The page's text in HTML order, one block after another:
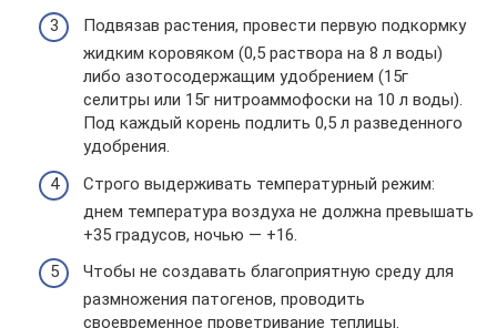
Подвязав растения, провести первую подкормку
жидким коровяком (0,5 раствора на 8 л воды)
либо азотосодержащим удобрением (15г
селитры или 15г нитроаммофоски на 10 л воды).
Под каждый корень подлить 0,5 л разведенного
удобрения.
Строго выдерживать температурный режим:
днем температура воздуха не должна превышать
+35 градусов, ночью — +16.
Чтобы не создавать благоприятную среду для
размножения патогенов, проводить
своевременное проветривание теплицы.